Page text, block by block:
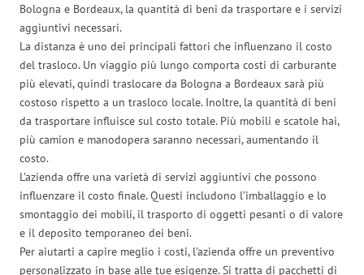
Bologna e Bordeaux, la quantità di beni da trasportare e i servizi
aggiuntivi necessari.
La distanza è uno dei principali fattori che influenzano il costo
del trasloco. Un viaggio più lungo comporta costi di carburante
più elevati, quindi traslocare da Bologna a Bordeaux sarà più
costoso rispetto a un trasloco locale. Inoltre, la quantità di beni
da trasportare influisce sul costo totale. Più mobili e scatole hai,
più camion e manodopera saranno necessari, aumentando il
costo.
L’azienda offre una varietà di servizi aggiuntivi che possono
influenzare il costo finale. Questi includono l’imballaggio e lo
smontaggio dei mobili, il trasporto di oggetti pesanti o di valore
e il deposito temporaneo dei beni.
Per aiutarti a capire meglio i costi, l’azienda offre un preventivo
personalizzato in base alle tue esigenze. Si tratta di pacchetti di